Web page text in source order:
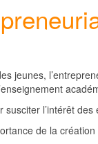
jeunes,
l’intérêt
de la